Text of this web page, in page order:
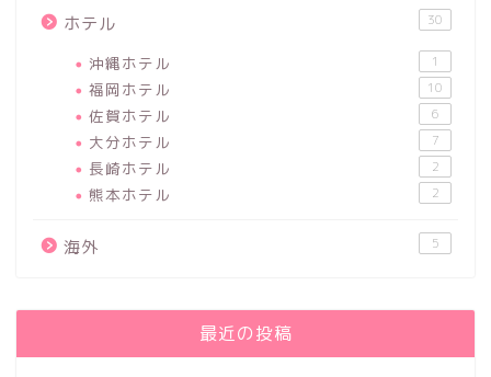
ホテル 30
沖縄ホテル 1
福岡ホテル 10
佐賀ホテル 6
大分ホテル 7
長崎ホテル 2
熊本ホテル 2
海外 5
最近の投稿